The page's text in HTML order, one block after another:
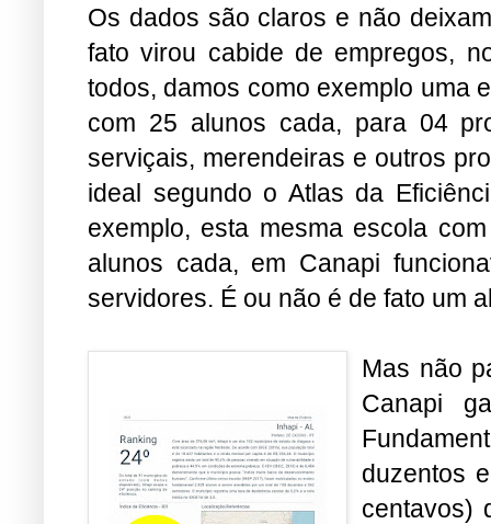
Os dados são claros e não
fato virou cabide de empregos,
todos, damos como exemplo uma
com 25 alunos cada, para 04
serviçais, merendeiras e outros
ideal segundo o Atlas da
exemplo, esta mesma escola
alunos cada, em Canapi
servidores. É ou não é de fato um
Mas não
Canapi
duzentos
centavos)